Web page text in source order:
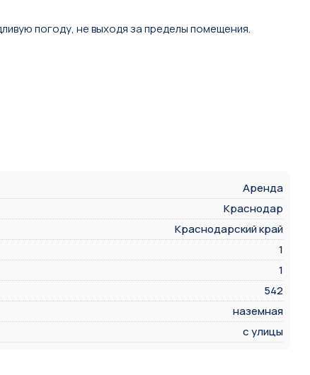
погоду, не выходя за пределы помещения.
Аренда
Краснодар
Краснодарский край
1
1
542
наземная
с улицы